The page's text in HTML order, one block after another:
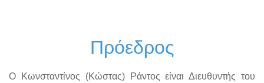
Πρόεδρος
Ο Κωνσταντίνος (Κώστας) Ράντος είναι Διευθυντής του